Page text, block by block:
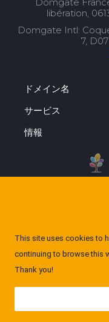
This site uses cookies to
continuing to browse this
Thank you!
libération,
Domgate Intl:
7,
ドメイン名
サービス
情報
© Domgate